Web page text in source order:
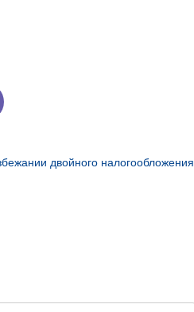
двойного налогообложения